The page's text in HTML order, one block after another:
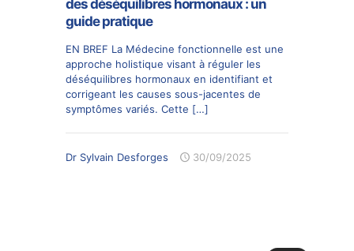
des déséquilibres hormonaux : un
guide pratique
EN BREF La Médecine fonctionnelle est une
approche holistique visant à réguler les
déséquilibres hormonaux en identifiant et
corrigeant les causes sous-jacentes de
symptômes variés. Cette […]
Dr Sylvain Desforges 30/09/2025